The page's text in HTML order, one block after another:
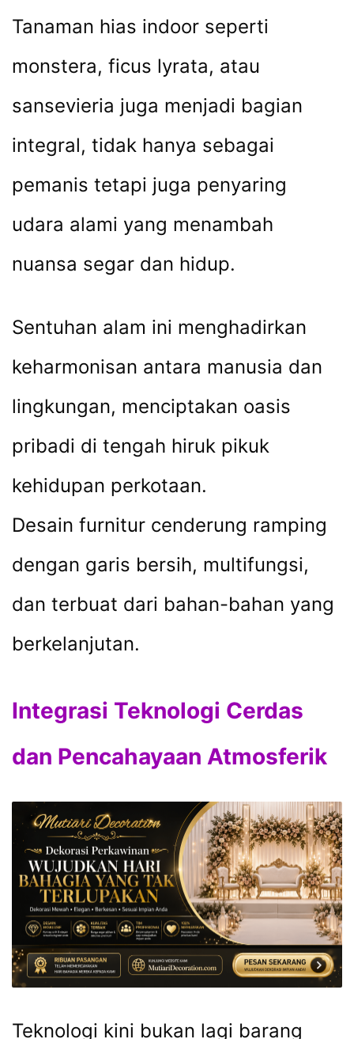
Tanaman hias indoor seperti
monstera, ficus lyrata, atau
sansevieria juga menjadi bagian
integral, tidak hanya sebagai
pemanis tetapi juga penyaring
udara alami yang menambah
nuansa segar dan hidup.
Sentuhan alam ini menghadirkan
keharmonisan antara manusia dan
lingkungan, menciptakan oasis
pribadi di tengah hiruk pikuk
kehidupan perkotaan.
Desain furnitur cenderung ramping
dengan garis bersih, multifungsi,
dan terbuat dari bahan-bahan yang
berkelanjutan.
Integrasi Teknologi Cerdas
dan Pencahayaan Atmosferik
Teknologi kini bukan lagi barang